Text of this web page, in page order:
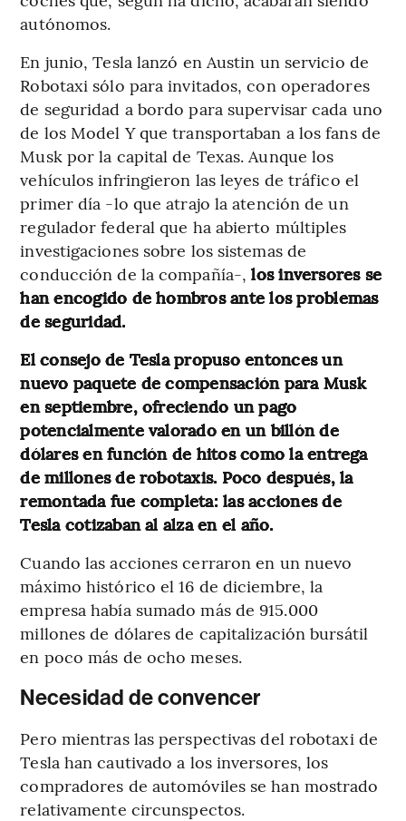
autónomos.
En junio, Tesla lanzó en Austin un servicio de
Robotaxi sólo para invitados, con operadores
de seguridad a bordo para supervisar cada uno
de los Model Y que transportaban a los fans de
Musk por la capital de Texas. Aunque los
vehículos infringieron las leyes de tráfico el
primer día -lo que atrajo la atención de un
regulador federal que ha abierto múltiples
investigaciones sobre los sistemas de
conducción de la compañía-, los inversores se
han encogido de hombros ante los problemas
de seguridad.
El consejo de Tesla propuso entonces un
nuevo paquete de compensación para Musk
en septiembre, ofreciendo un pago
potencialmente valorado en un billón de
dólares en función de hitos como la entrega
de millones de robotaxis. Poco después, la
remontada fue completa: las acciones de
Tesla cotizaban al alza en el año.
Cuando las acciones cerraron en un nuevo
máximo histórico el 16 de diciembre, la
empresa había sumado más de 915.000
millones de dólares de capitalización bursátil
en poco más de ocho meses.
Necesidad de convencer
Pero mientras las perspectivas del robotaxi de
Tesla han cautivado a los inversores, los
compradores de automóviles se han mostrado
relativamente circunspectos.